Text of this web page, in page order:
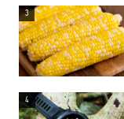
3
4